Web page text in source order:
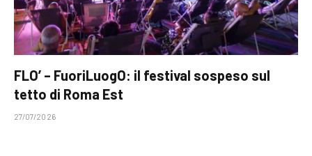
FLO’ – FuoriLuogO: il festival sospeso sul
tetto di Roma Est
27/07/2026